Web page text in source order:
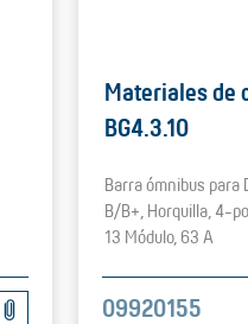
Materiales de
BG4.3.10
Barra ómnibus para
B/B+, Horquilla, 4-
13 Módulo, 63 A
09920155